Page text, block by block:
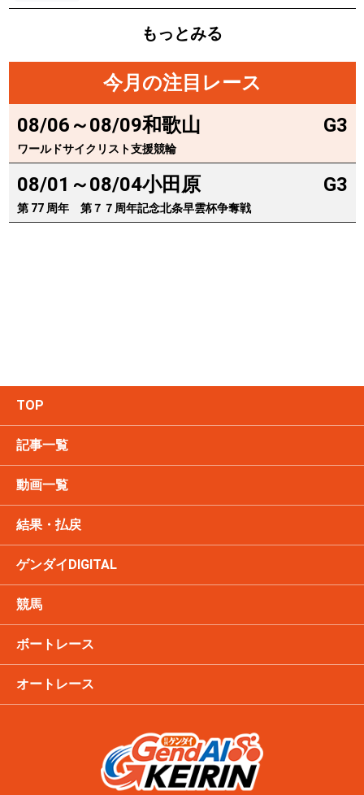
ツへの思いとは？ #PR #松戸けいりん #川口満広 #
浦山一栄 #市川健太
もっとみる
今月の注目レース
08/06～08/09和歌山 G3
ワールドサイクリスト支援競輪
08/01～08/04小田原 G3
第 77 周年 第７７周年記念北条早雲杯争奪戦
TOP
記事一覧
動画一覧
結果・払戻
ゲンダイDIGITAL
競馬
ボートレース
オートレース